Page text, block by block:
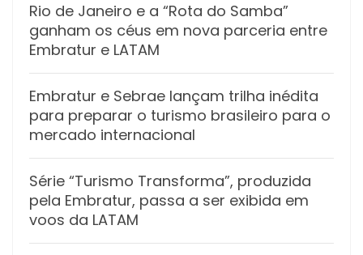
Rio de Janeiro e a “Rota do Samba”
ganham os céus em nova parceria entre
Embratur e LATAM
Embratur e Sebrae lançam trilha inédita
para preparar o turismo brasileiro para o
mercado internacional
Série “Turismo Transforma”, produzida
pela Embratur, passa a ser exibida em
voos da LATAM